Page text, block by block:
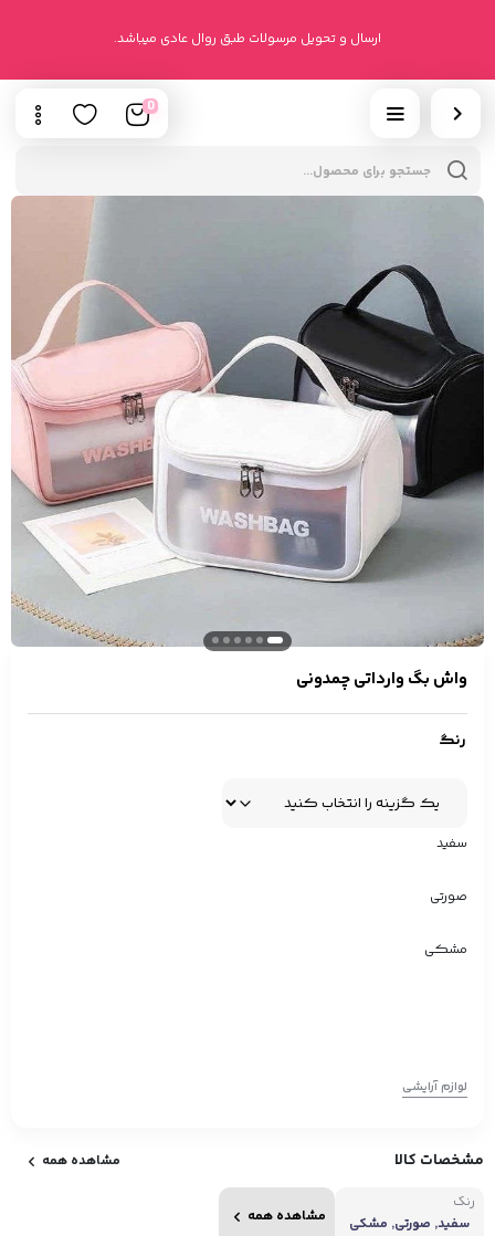
ارسال و تحویل مرسولات طبق روال عادی میباشد.
0
واش بگ وارداتی چمدونی
رنگ
سفید
صورتی
مشکی
لوازم آرایشی
مشخصات کالا
مشاهده همه
رنگ
سفید, صورتی, مشکی
مشاهده همه